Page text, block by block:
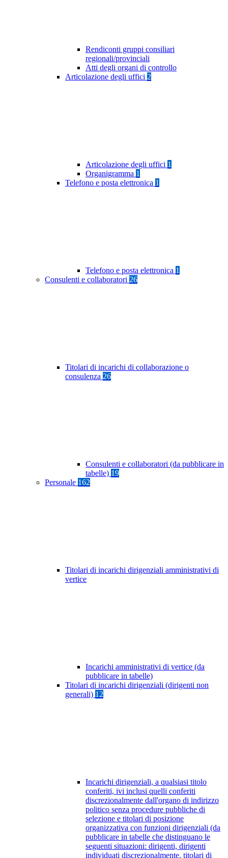
Rendiconti gruppi consiliari
regionali/provinciali
Atti degli organi di controllo
Articolazione degli uffici 2
Articolazione degli uffici 1
Organigramma 1
Telefono e posta elettronica 1
Telefono e posta elettronica 1
Consulenti e collaboratori 26
Titolari di incarichi di collaborazione o
consulenza 26
Consulenti e collaboratori (da pubblicare in
tabelle) 19
Personale 162
Titolari di incarichi dirigenziali amministrativi di
vertice
Incarichi amministrativi di vertice (da
pubblicare in tabelle)
Titolari di incarichi dirigenziali (dirigenti non
generali) 12
Incarichi dirigenziali, a qualsiasi titolo
conferiti, ivi inclusi quelli conferiti
discrezionalmente dall'organo di indirizzo
politico senza procedure pubbliche di
selezione e titolari di posizione
organizzativa con funzioni dirigenziali (da
pubblicare in tabelle che distinguano le
seguenti situazioni: dirigenti, dirigenti
individuati discrezionalmente, titolari di